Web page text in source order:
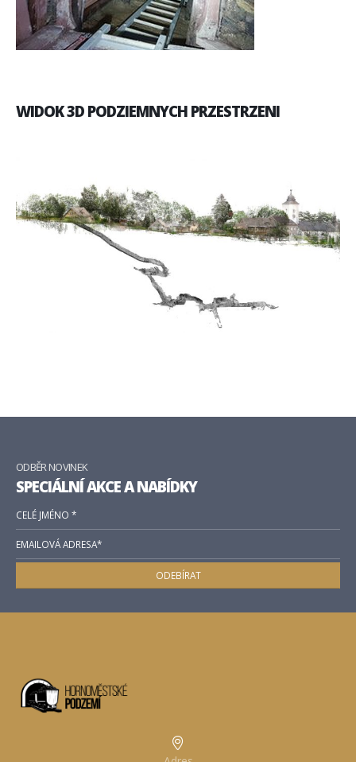
WIDOK 3D PODZIEMNYCH PRZESTRZENI
ODBĚR NOVINEK
SPECIÁLNÍ AKCE A NABÍDKY